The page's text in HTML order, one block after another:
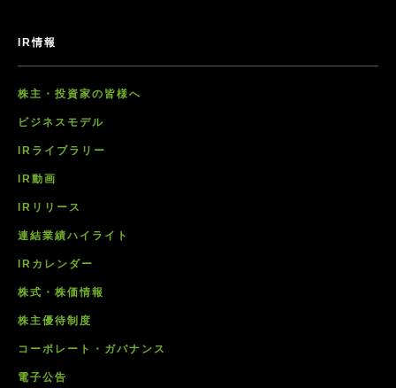
IR情報
株主・投資家の皆様へ
ビジネスモデル
IRライブラリー
IR動画
IRリリース
連結業績ハイライト
IRカレンダー
株式・株価情報
株主優待制度
コーポレート・ガバナンス
電子公告